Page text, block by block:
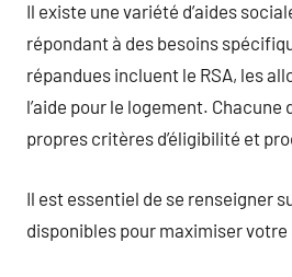
Il existe une variété d’aides
répondant à des besoins
répandues incluent le RSA, les
l’aide pour le logement. Chacune
propres critères d’éligibilité et
Il est essentiel de se renseigner
disponibles pour maximiser